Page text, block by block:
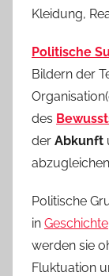
Kleidung,
Politische
Bildern der
des
der Abkunft
Politische
in Geschichte
werden sie
Fluktuation